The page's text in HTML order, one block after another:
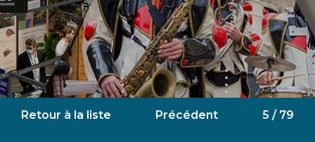
Retour à la liste Précédent 5 / 79